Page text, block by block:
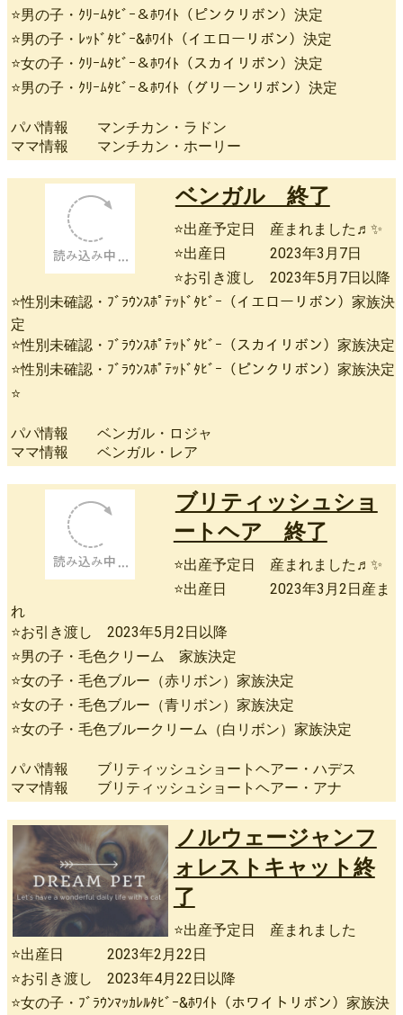
⭐男の子・ｸﾘｰﾑﾀﾋﾞｰ＆ﾎﾜｲﾄ（ピンクリボン）決定
⭐男の子・ﾚｯﾄﾞﾀﾋﾞｰ&ﾎﾜｲﾄ（イエローリボン）決定
⭐女の子・ｸﾘｰﾑﾀﾋﾞｰ＆ﾎﾜｲﾄ（スカイリボン）決定
⭐男の子・ｸﾘｰﾑﾀﾋﾞｰ＆ﾎﾜｲﾄ（グリーンリボン）決定
パパ情報 マンチカン・ラドン
ママ情報 マンチカン・ホーリー
ベンガル 終了
⭐出産予定日 産まれました♬✨
⭐出産日 2023年3月7日
⭐お引き渡し 2023年5月7日以降
⭐性別未確認・ﾌﾞﾗｳﾝｽﾎﾟﾃｯﾄﾞﾀﾋﾞｰ（イエローリボン）家族決
定
⭐性別未確認・ﾌﾞﾗｳﾝｽﾎﾟﾃｯﾄﾞﾀﾋﾞｰ（スカイリボン）家族決定
⭐性別未確認・ﾌﾞﾗｳﾝｽﾎﾟﾃｯﾄﾞﾀﾋﾞｰ（ピンクリボン）家族決定
⭐
パパ情報 ベンガル・ロジャ
ママ情報 ベンガル・レア
ブリティッシュショ
ートヘア 終了
⭐出産予定日 産まれました♬✨
⭐出産日 2023年3月2日産ま
れ
⭐お引き渡し 2023年5月2日以降
⭐男の子・毛色クリーム 家族決定
⭐女の子・毛色ブルー（赤リボン）家族決定
⭐女の子・毛色ブルー（青リボン）家族決定
⭐女の子・毛色ブルークリーム（白リボン）家族決定
パパ情報 ブリティッシュショートヘアー・ハデス
ママ情報 ブリティッシュショートヘアー・アナ
ノルウェージャンフ
ォレストキャット終
了
⭐出産予定日 産まれました
⭐出産日 2023年2月22日
⭐お引き渡し 2023年4月22日以降
⭐女の子・ﾌﾞﾗｳﾝﾏｯｶﾚﾙﾀﾋﾞｰ&ﾎﾜｲﾄ（ホワイトリボン）家族決